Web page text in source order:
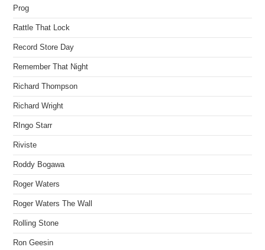
Prog
Rattle That Lock
Record Store Day
Remember That Night
Richard Thompson
Richard Wright
RIngo Starr
Riviste
Roddy Bogawa
Roger Waters
Roger Waters The Wall
Rolling Stone
Ron Geesin